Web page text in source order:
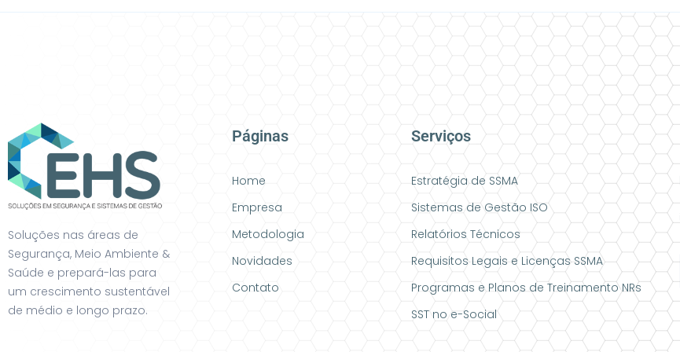
Soluções nas áreas de
Segurança, Meio Ambiente &
Saúde e prepará-las para
um crescimento sustentável
de médio e longo prazo.
Páginas
Home
Empresa
Metodologia
Novidades
Contato
Serviços
Estratégia de SSMA
Sistemas de Gestão ISO
Relatórios Técnicos
Requisitos Legais e Licenças SSMA
Programas e Planos de Treinamento NRs
SST no e-Social